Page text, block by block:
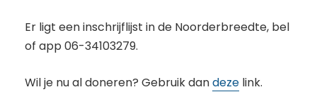
Er ligt een inschrijflijst in de Noorderbreedte, bel
of app 06-34103279.
Wil je nu al doneren? Gebruik dandeze link.